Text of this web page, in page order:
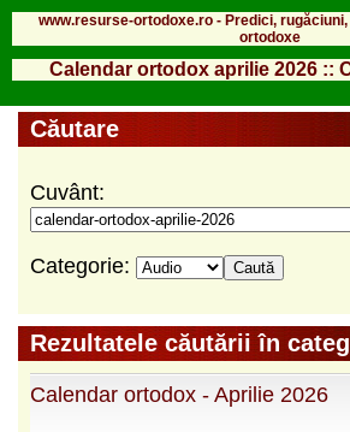
www.resurse-ortodoxe.ro - Predici,
ortodoxe
Calendar ortodox aprilie 2026 ::
Căutare
Cuvânt:
Categorie:
Rezultatele căutării în
Calendar ortodox - Aprilie 2026